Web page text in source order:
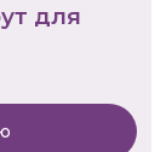
для